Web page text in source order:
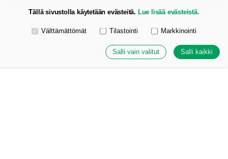
Tällä sivustolla käytetään evästeitä. Lue lisää evästeistä.
Valitse käytettävät evästeet
Välttämättömät Tilastointi Markkinointi
Salli vain valitut Salli kaikki